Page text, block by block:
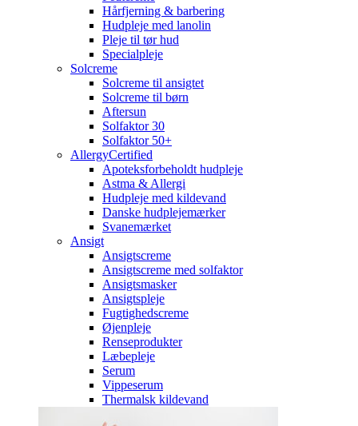
Hårfjerning & barbering
Hudpleje med lanolin
Pleje til tør hud
Specialpleje
Solcreme
Solcreme til ansigtet
Solcreme til børn
Aftersun
Solfaktor 30
Solfaktor 50+
AllergyCertified
Apoteksforbeholdt hudpleje
Astma & Allergi
Hudpleje med kildevand
Danske hudplejemærker
Svanemærket
Ansigt
Ansigtscreme
Ansigtscreme med solfaktor
Ansigtsmasker
Ansigtspleje
Fugtighedscreme
Øjenpleje
Renseprodukter
Læbepleje
Serum
Vippeserum
Thermalsk kildevand